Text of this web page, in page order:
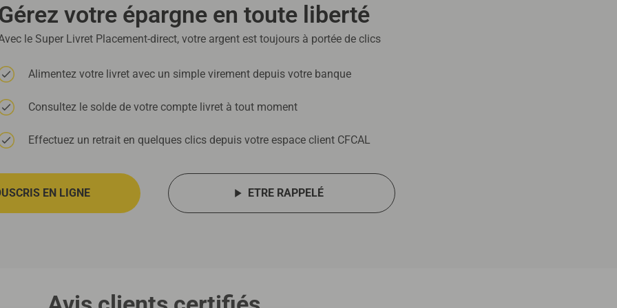
votre épargne en toute liberté
le Super Livret Placement-direct, votre argent est toujours à portée de clics
Alimentez votre livret avec un simple virement depuis votre banque
Consultez le solde de votre compte livret à tout moment
Effectuez un retrait en quelques clics depuis votre espace client CFCAL
EN LIGNE ETRE RAPPELÉ